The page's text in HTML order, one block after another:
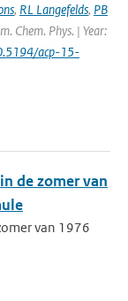
, RL Langefelds, PB
Chem. Phys. | Year:
acp-15-
de zomer van
van 1976